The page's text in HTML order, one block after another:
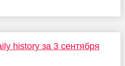
history за 3 сентября